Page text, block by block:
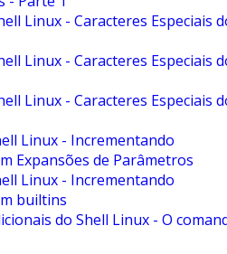
Linux - Caracteres Especiais
Linux - Caracteres Especiais
Linux - Caracteres Especiais
Linux - Incrementando
Expansões de Parâmetros
Linux - Incrementando
builtins
do Shell Linux - O